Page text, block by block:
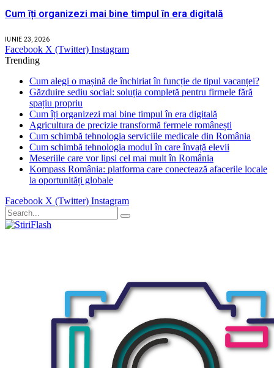
Cum îți organizezi mai bine timpul în era digitală
IUNIE 23, 2026
Facebook X (Twitter) Instagram
Trending
Cum alegi o mașină de închiriat în funcție de tipul vacanței?
Găzduire sediu social: soluția completă pentru firmele fără
spațiu propriu
Cum îți organizezi mai bine timpul în era digitală
Agricultura de precizie transformă fermele românești
Cum schimbă tehnologia serviciile medicale din România
Cum schimbă tehnologia modul în care învață elevii
Meseriile care vor lipsi cel mai mult în România
Kompass România: platforma care conectează afacerile locale
la oportunități globale
Facebook X (Twitter) Instagram